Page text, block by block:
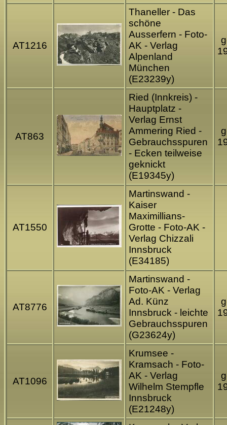
AT1216
Thaneller - Das
schöne
Ausserfern - Foto-
AK - Verlag
Alpenland
München
(E23239y)
AT863
Ried (Innkreis) -
Hauptplatz -
Verlag Ernst
Ammering Ried -
Gebrauchsspuren
- Ecken teilweise
geknickt
(E19345y)
AT1550
Martinswand -
Kaiser
Maximillians-
Grotte - Foto-AK -
Verlag Chizzali
Innsbruck
(E34185)
AT8776
Martinswand -
Foto-AK - Verlag
Ad. Künz
Innsbruck - leichte
Gebrauchsspuren
(G23624y)
AT1096
Krumsee -
Kramsach - Foto-
AK - Verlag
Wilhelm Stempfle
Innsbruck
(E21248y)